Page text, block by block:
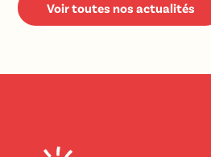
Voir toutes nos actualités